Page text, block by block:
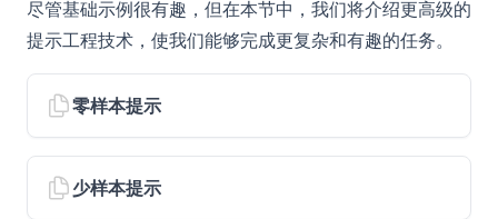
llama-3
mistral-large
mixtral-8x22b
风险和误用
对抗性提示
真实性
尽管基础示例很有趣，但在本节中，我们将介绍更高级的
提示工程技术，使我们能够完成更复杂和有趣的任务。
零样本提示
少样本提示